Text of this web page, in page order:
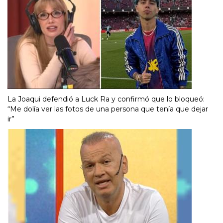
La Joaqui defendió a Luck Ra y confirmó que lo bloqueó:
“Me dolía ver las fotos de una persona que tenía que dejar
ir”